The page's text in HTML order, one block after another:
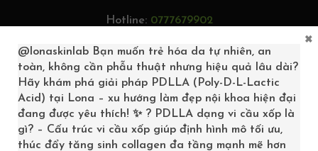
Hotline: 0777679902
0
@lonaskinlab Bạn muốn trẻ hóa da tự nhiên, an
toàn, không cần phẫu thuật nhưng hiệu quả lâu dài?
Hãy khám phá giải pháp PDLLA (Poly-D-L-Lactic
Acid) tại Lona – xu hướng làm đẹp nội khoa hiện đại
đang được yêu thích! ✨ ? PDLLA dạng vi cầu xốp là
gì? – Cấu trúc vi cầu xốp giúp định hình mô tối ưu,
thúc đẩy tăng sinh collagen đa tầng mạnh mẽ hơn
×